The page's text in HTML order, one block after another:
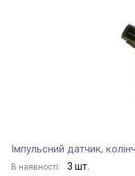
Імпульсний датчик,
В наявності: 3 шт.